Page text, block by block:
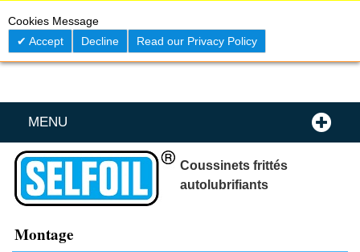
Cookies Message
Accept
Decline Read our Privacy Policy
to
Content
MENU
Coussinets frittés
autolubrifiants
Montage